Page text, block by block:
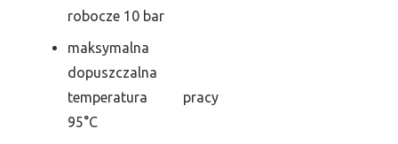
robocze 10 bar
maksymalna
dopuszczalna
temperatura pracy
95°C